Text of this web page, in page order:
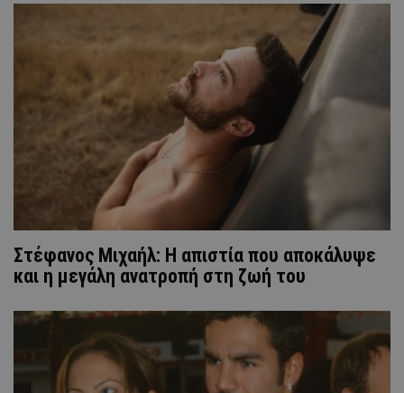
Στέφανος Μιχαήλ: Η απιστία που αποκάλυψε
και η μεγάλη ανατροπή στη ζωή του